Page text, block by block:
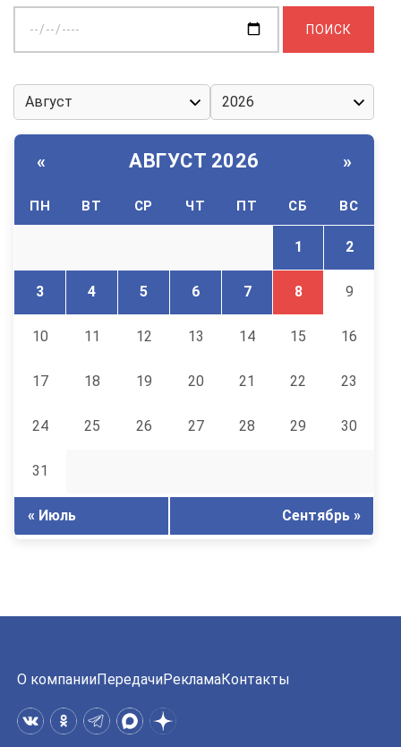
дату:
« АВГУСТ 2026 »
ПН ВТ СР ЧТ ПТ СБ ВС
1 2
3 4 5 6 7 8 9
10 11 12 13 14 15 16
17 18 19 20 21 22 23
24 25 26 27 28 29 30
31
« Июль Сентябрь »
О компанииПередачиРекламаКонтакты